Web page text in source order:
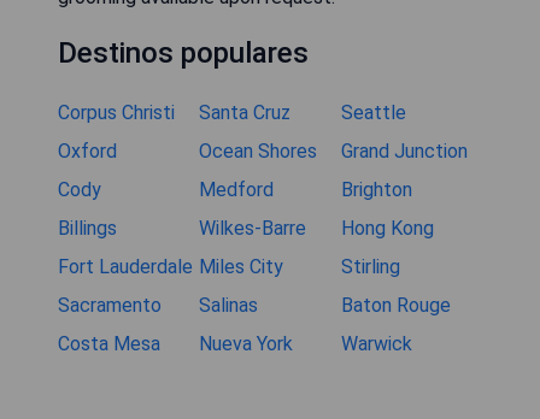
Destinos populares
Corpus Christi Santa Cruz
Seattle
Oxford
Ocean Shores
Grand Junction
Cody
Medford
Brighton
Billings
Wilkes-Barre
Hong Kong
Fort Lauderdale Miles City
Stirling
Sacramento
Salinas
Baton Rouge
Costa Mesa
Nueva York Warwick